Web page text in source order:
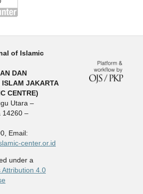
of Islamic
DAN
ISLAM JAKARTA
CENTRE)
Utara –
14260 –
Email:
center.or.id
under a
Attribution 4.0